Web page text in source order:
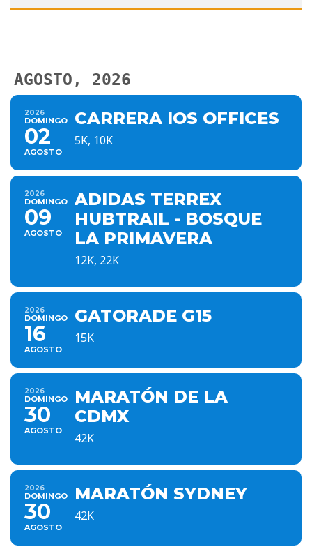
AGOSTO, 2026
2026
DOMINGO
02
AGOSTO
CARRERA IOS OFFICES
5K, 10K
2026
DOMINGO
09
AGOSTO
ADIDAS TERREX
HUBTRAIL - BOSQUE
LA PRIMAVERA
12K, 22K
2026
DOMINGO
16
AGOSTO
GATORADE G15
15K
2026
DOMINGO
30
AGOSTO
MARATÓN DE LA
CDMX
42K
2026
DOMINGO
30
AGOSTO
MARATÓN SYDNEY
42K